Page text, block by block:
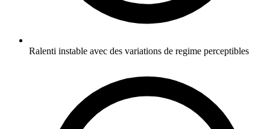
Ralenti instable avec des variations de regime perceptibles